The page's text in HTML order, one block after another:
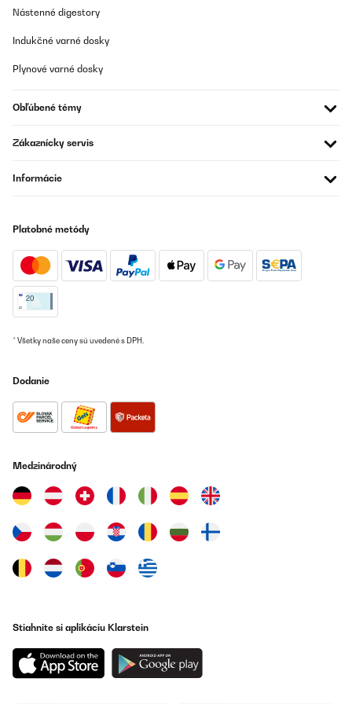
Často kladené otázky (FAQ)
Musí splitovú klimatizáciu inštalovať odborník?
miestnosti?
Ako často treba splitovú klimatizáciu čistiť a
servisovať?
Nástenné digestory
Indukčné varné dosky
Plynové varné dosky
Obľúbené témy
Zákaznícky servis
Informácie
Platobné metódy
* Všetky naše ceny sú uvedené s DPH.
Dodanie
Medzinárodný
Stiahnite si aplikáciu Klarstein